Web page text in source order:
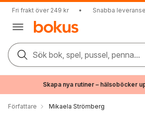
Fri frakt över 249 kr • Snabba
Sök bok, spel, pussel, penna...
Skapa nya rutiner – hälsoböcker
Författare Mikaela Strömberg